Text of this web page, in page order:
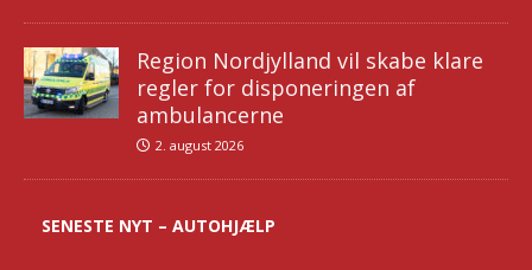
Region Nordjylland vil skabe klare
regler for disponeringen af
ambulancerne
2. august 2026
SENESTE NYT – AUTOHJÆLP